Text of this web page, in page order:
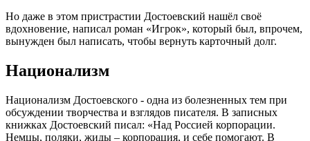
Но даже в этом пристрастии Достоевский нашёл своё
вдохновение, написал роман «Игрок», который был, впрочем,
вынужден был написать, чтобы вернуть карточный долг.
Национализм
Национализм Достоевского - одна из болезненных тем при
обсуждении творчества и взглядов писателя. В записных
книжках Достоевский писал: «Над Россией корпорации.
Немцы, поляки, жиды – корпорация, и себе помогают. В